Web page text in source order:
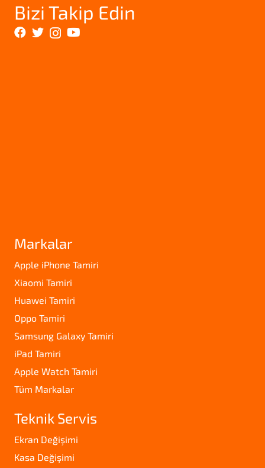
Bizi Takip Edin
Markalar
Apple iPhone Tamiri
Xiaomi Tamiri
Huawei Tamiri
Oppo Tamiri
Samsung Galaxy Tamiri
iPad Tamiri
Apple Watch Tamiri
Tüm Markalar
Teknik Servis
Ekran Değişimi
Kasa Değişimi